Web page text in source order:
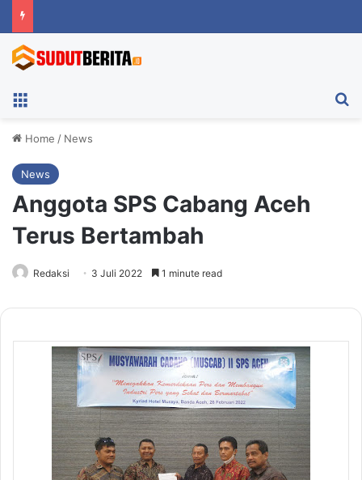
Home / News
News
Anggota SPS Cabang Aceh
Terus Bertambah
Redaksi 3 Juli 2022 1 minute read